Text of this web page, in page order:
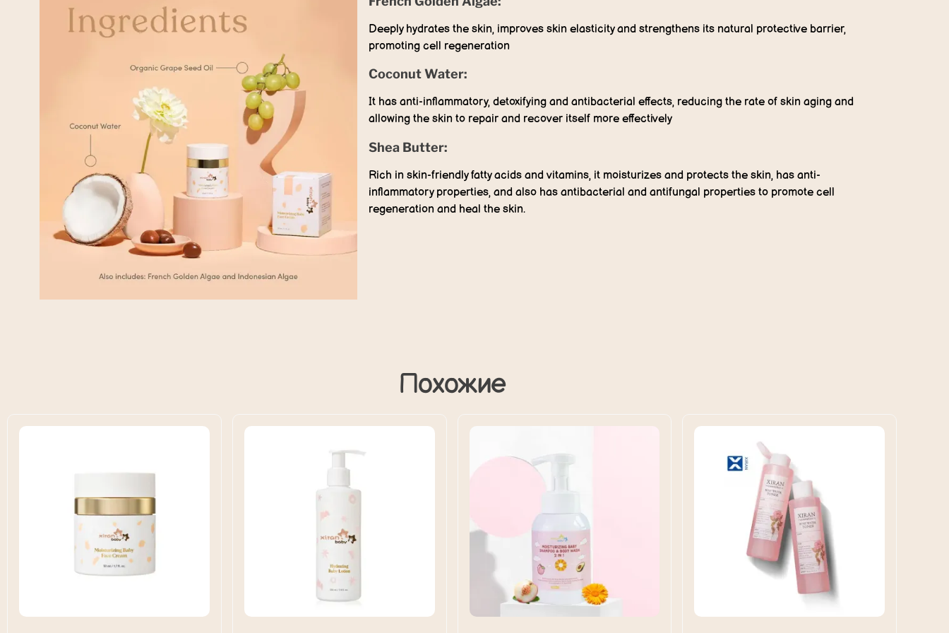
Deeply hydrates the skin, improves skin elasticity and strengthens its natural protective barrier,
promoting cell regeneration
Coconut Water:
It has anti-inflammatory, detoxifying and antibacterial effects, reducing the rate of skin aging and
allowing the skin to repair and recover itself more effectively
Shea Butter:
Rich in skin-friendly fatty acids and vitamins, it moisturizes and protects the skin, has anti-
inflammatory properties, and also has antibacterial and antifungal properties to promote cell
regeneration and heal the skin.
Похожие